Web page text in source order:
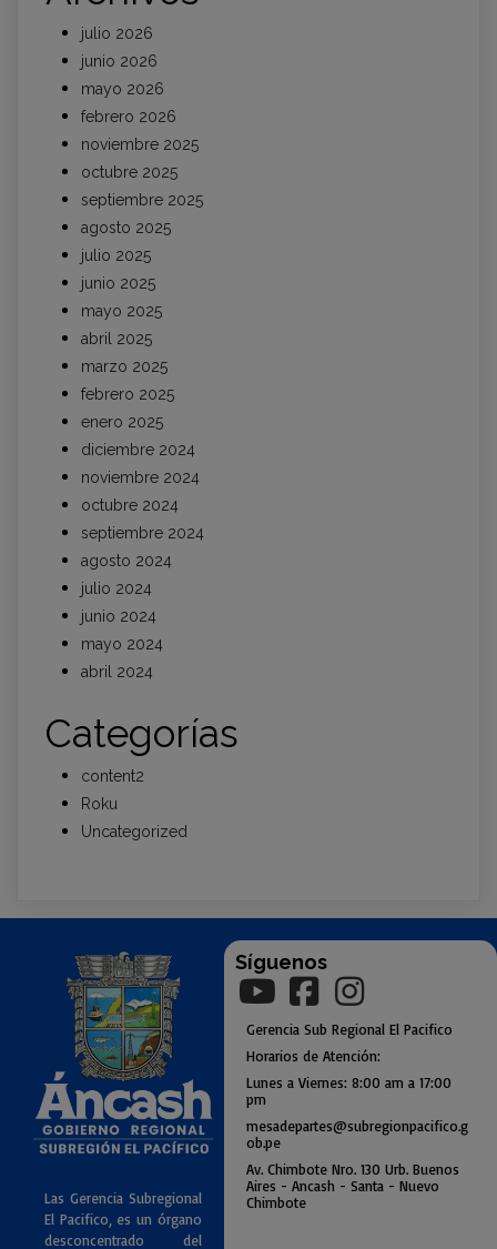
julio 2026
junio 2026
mayo 2026
febrero 2026
noviembre 2025
octubre 2025
septiembre 2025
agosto 2025
julio 2025
junio 2025
mayo 2025
abril 2025
marzo 2025
febrero 2025
enero 2025
diciembre 2024
noviembre 2024
octubre 2024
septiembre 2024
agosto 2024
julio 2024
junio 2024
mayo 2024
abril 2024
Categorías
content2
Roku
Uncategorized
Las Gerencia Subregional
El Pacifico, es un órgano
desconcentrado del
Síguenos
Gerencia Sub Regional El Pacifico
Horarios de Atención:
Lunes a Viernes: 8:00 am a 17:00
pm
mesadepartes@subregionpacifico.g
ob.pe
Av. Chimbote Nro. 130 Urb. Buenos
Aires - Ancash - Santa - Nuevo
Chimbote